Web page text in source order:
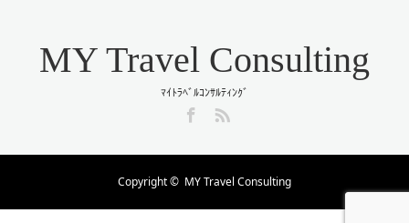
MY Travel Consulting
ﾏｲﾄﾗﾍﾞﾙｺﾝｻﾙﾃｨﾝｸﾞ
Copyright © MY Travel Consulting